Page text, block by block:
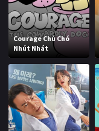
Courage Chú Chó
Nhút Nhát